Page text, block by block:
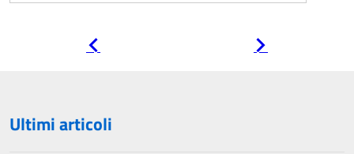
Ultimi articoli